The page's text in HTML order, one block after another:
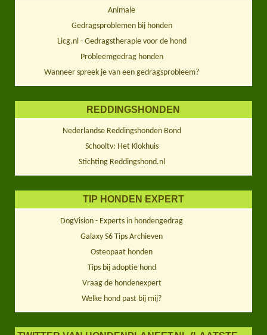
Animale
Gedragsproblemen bij honden
Licg.nl - Gedragstherapie voor de hond
Probleemgedrag honden
Wanneer spreek je van een gedragsprobleem?
REDDINGSHONDEN
Nederlandse Reddingshonden Bond
Schooltv: Het Klokhuis
Stichting Reddingshond.nl
TIP HONDEN EXPERT
DogVision - Experts in hondengedrag
Galaxy S6 Tips Archieven
Osteopaat honden
Tips bij adoptie hond
Vraag de hondenexpert
Welke hond past bij mij?